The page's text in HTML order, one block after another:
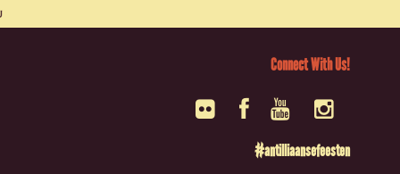
Connect With Us!
#antilliaansefeesten